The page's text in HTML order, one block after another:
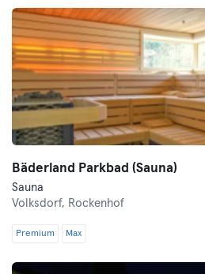
Bäderland Parkbad (Sauna)
Sauna
Volksdorf, Rockenhof
Premium Max